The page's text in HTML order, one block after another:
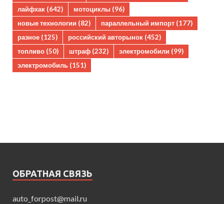
лайфхак (642) мотоциклы (96)
новые технологии (82) параллельный импорт (177)
разное (125) российский авторынок (452)
топливо (50) штраф (232) электромобили (99)
электромобиль (151)
ОБРАТНАЯ СВЯЗЬ
auto_forpost@mail.ru